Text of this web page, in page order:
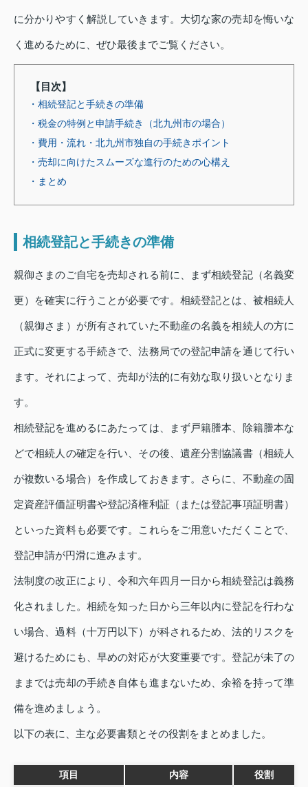
に分かりやすく解説していきます。大切な家の売却を悔いな
く進めるために、ぜひ最後までご覧ください。
【目次】
・相続登記と手続きの準備
・税金の特例と申請手続き（北九州市の場合）
・費用・流れ・北九州市独自の手続きポイント
・売却に向けたスムーズな進行のための心構え
・まとめ
相続登記と手続きの準備
親御さまのご自宅を売却される前に、まず相続登記（名義変
更）を確実に行うことが必要です。相続登記とは、被相続人
（親御さま）が所有されていた不動産の名義を相続人の方に
正式に変更する手続きで、法務局での登記申請を通じて行い
ます。それによって、売却が法的に有効な取り扱いとなりま
す。
相続登記を進めるにあたっては、まず戸籍謄本、除籍謄本な
どで相続人の確定を行い、その後、遺産分割協議書（相続人
が複数いる場合）を作成しておきます。さらに、不動産の固
定資産評価証明書や登記済権利証（または登記事項証明書）
といった資料も必要です。これらをご用意いただくことで、
登記申請が円滑に進みます。
法制度の改正により、令和六年四月一日から相続登記は義務
化されました。相続を知った日から三年以内に登記を行わな
い場合、過料（十万円以下）が科されるため、法的リスクを
避けるためにも、早めの対応が大変重要です。登記が未了の
ままでは売却の手続き自体も進まないため、余裕を持って準
備を進めましょう。
以下の表に、主な必要書類とその役割をまとめました。
項目 内容 役割